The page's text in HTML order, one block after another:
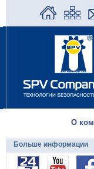
О
Больше информации